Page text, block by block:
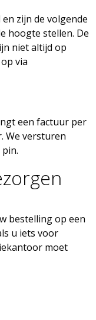
zijn de volgende
hoogte stellen. De
niet altijd op
via
een factuur per
We versturen
bestelling op een
u iets voor
moet